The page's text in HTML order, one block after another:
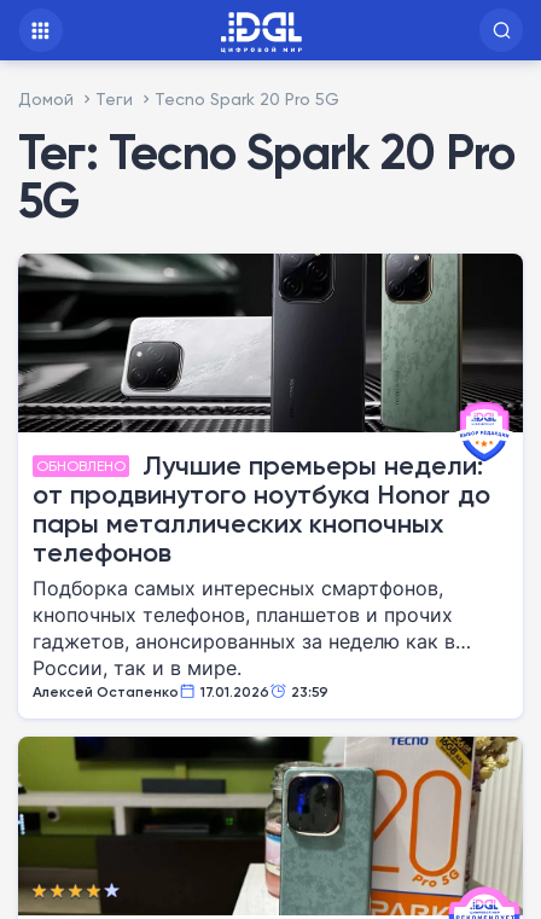
Домой Теги Tecno Spark 20 Pro 5G
Тег: Tecno Spark 20 Pro
5G
ОБНОВЛЕНО
Лучшие премьеры недели:
от продвинутого ноутбука Honor до
пары металлических кнопочных
телефонов
Подборка самых интересных смартфонов,
кнопочных телефонов, планшетов и прочих
гаджетов, анонсированных за неделю как в
России, так и в мире.
Алексей Остапенко 17.01.2026 23:59